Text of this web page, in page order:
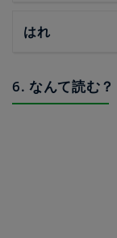
はれ
6. なんて読む？